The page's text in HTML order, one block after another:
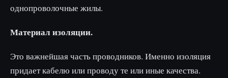
однопроволочные жилы.
Материал изоляции.
Это важнейшая часть проводников. Именно изоляция
придает кабелю или проводу те или иные качества.